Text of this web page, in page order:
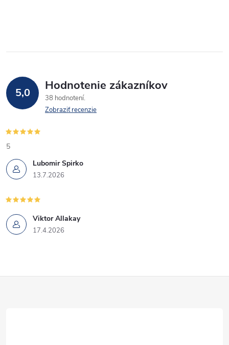
5,0 Hodnotenie zákazníkov
38 hodnotení
Zobraziť recenzie
Lubomir Spirko
13.7.2026
5
Viktor Allakay
17.4.2026